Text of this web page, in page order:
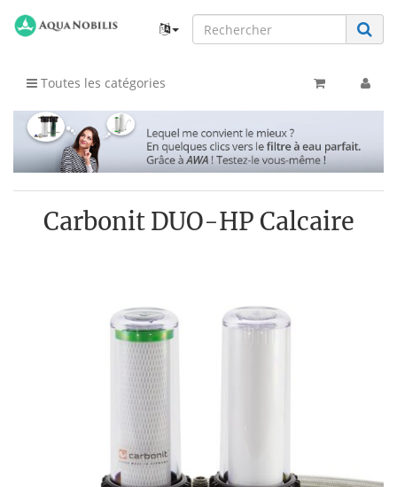
Toutes les catégories
Carbonit DUO-HP Calcaire